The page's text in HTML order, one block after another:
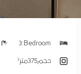
Bedroom:
3
حجم375متر²